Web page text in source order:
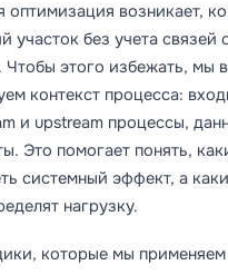
оптимизация возникает,
участок без учета связей
Чтобы этого избежать, мы
контекст процесса:
и upstream процессы,
Это помогает понять,
системный эффект, а
нагрузку.
которые мы применяем